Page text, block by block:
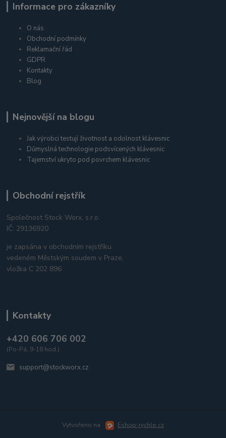
Informace pro zákazníky
O nás
Obchodní podmínky
Reklamační řád
GDPR
Kontakty
Blog
Nejnovější na blogu
Jak výrobci testují životnost a odolnost klávesnic
Důmyslná technologie podsvícených klávesnic
Tajemství ukryto pod povrchem klávesnic
Obchodní rejstřík
Společnost Stock Worx, s.r.o.
IČ: 29136920
je zapsána v obchodním rejstříku
vedeném Městským soudem v Praze,
vložka C 202 896
Kontakty
+420 606 706 002
(Po-Pá, 9-18 hod.)
support@stockworx.cz
Vytvořeno na Eshop-rychle.cz